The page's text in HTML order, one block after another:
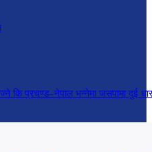
कि प्रचण्ड–नेपाल भन्नेमा जसपामा दुई धार